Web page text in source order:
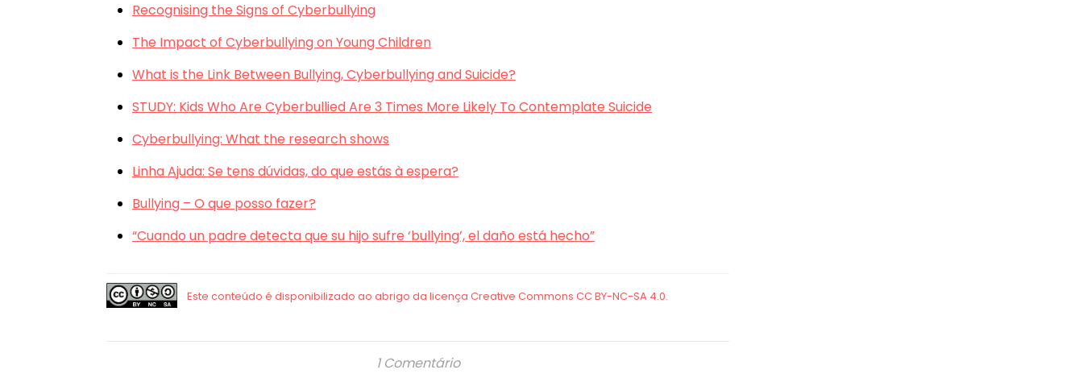
Recognising the Signs of Cyberbullying
The Impact of Cyberbullying on Young Children
What is the Link Between Bullying, Cyberbullying and Suicide?
STUDY: Kids Who Are Cyberbullied Are 3 Times More Likely To Contemplate Suicide
Cyberbullying: What the research shows
Linha Ajuda: Se tens dúvidas, do que estás à espera?
Bullying – O que posso fazer?
“Cuando un padre detecta que su hijo sufre ‘bullying’, el daño está hecho”
1 Comentário